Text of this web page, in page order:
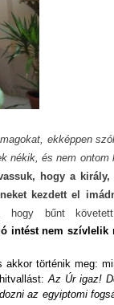
ekképpen
nékik, és nem ontom
hogy a király,
kezdett el
hogy bűnt
intést nem szívlelik
akkor történik meg:
hitvallást:Az Úr igaz!
az egyiptomi